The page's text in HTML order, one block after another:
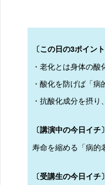
〔この日の3ポイント
・老化とは身体の酸
・酸化を防げば「
・抗酸化成分を摂
〔講演中の今日イチ〕
寿命を縮める「病的
〔受講生の今日イチ〕